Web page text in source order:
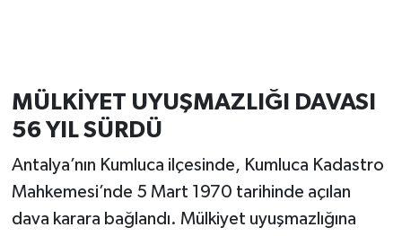
MÜLKİYET UYUŞMAZLIĞI DAVASI
56 YIL SÜRDÜ
Antalya’nın Kumluca ilçesinde, Kumluca Kadastro
Mahkemesi’nde 5 Mart 1970 tarihinde açılan
dava karara bağlandı. Mülkiyet uyuşmazlığına